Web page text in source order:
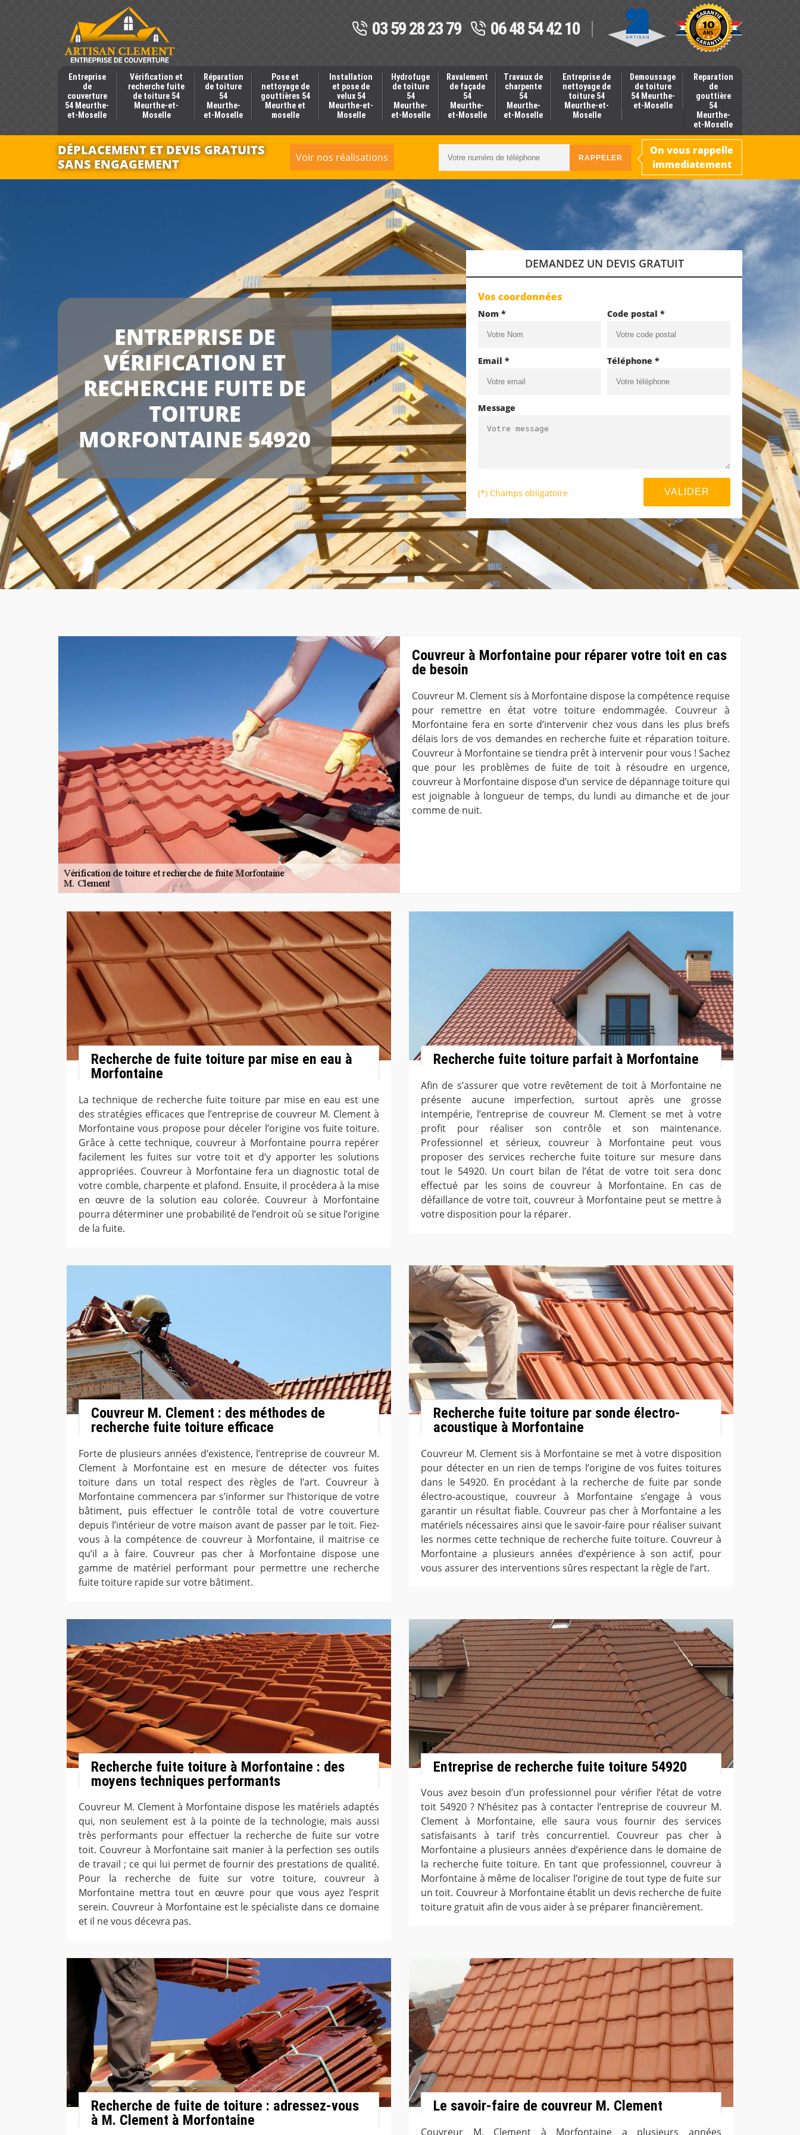
03 59 28 23 79 06 48 54 42 10
Entreprise
de
couverture
54 Meurthe-
et-Moselle
Vérification et
recherche fuite
de toiture 54
Meurthe-et-
Moselle
Réparation
de toiture
54
Meurthe-
et-Moselle
Pose et
nettoyage de
gouttières 54
Meurthe et
moselle
Installation
et pose de
velux 54
Meurthe-et-
Moselle
Hydrofuge
de toiture
54
Meurthe-
et-Moselle
Ravalement
de façade
54
Meurthe-
et-Moselle
Travaux de
charpente
54
Meurthe-
et-Moselle
Entreprise de
nettoyage de
toiture 54
Meurthe-et-
Moselle
Demoussage
de toiture
54 Meurthe-
et-Moselle
Reparation
de
gouttière
54
Meurthe-
et-Moselle
DÉPLACEMENT ET DEVIS GRATUITS
SANS ENGAGEMENT
Voir nos réalisations
On vous rappelle
immediatement
ENTREPRISE DE
VÉRIFICATION ET
RECHERCHE FUITE DE
TOITURE
MORFONTAINE 54920
DEMANDEZ UN DEVIS GRATUIT
Vos coordonnées
Nom * Code postal *
Email * Téléphone *
Message
(*) Champs obligatoire
Couvreur à Morfontaine pour réparer votre toit en cas
de besoin
Couvreur M. Clement sis à Morfontaine dispose la compétence requise
pour remettre en état votre toiture endommagée. Couvreur à
Morfontaine fera en sorte d’intervenir chez vous dans les plus brefs
délais lors de vos demandes en recherche fuite et réparation toiture.
Couvreur à Morfontaine se tiendra prêt à intervenir pour vous ! Sachez
que pour les problèmes de fuite de toit à résoudre en urgence,
couvreur à Morfontaine dispose d’un service de dépannage toiture qui
est joignable à longueur de temps, du lundi au dimanche et de jour
comme de nuit.
Recherche de fuite toiture par mise en eau à
Morfontaine
La technique de recherche fuite toiture par mise en eau est une
des stratégies efficaces que l’entreprise de couvreur M. Clement à
Morfontaine vous propose pour déceler l’origine vos fuite toiture.
Grâce à cette technique, couvreur à Morfontaine pourra repérer
facilement les fuites sur votre toit et d’y apporter les solutions
appropriées. Couvreur à Morfontaine fera un diagnostic total de
votre comble, charpente et plafond. Ensuite, il procédera à la mise
en œuvre de la solution eau colorée. Couvreur à Morfontaine
pourra déterminer une probabilité de l’endroit où se situe l’origine
de la fuite.
Recherche fuite toiture parfait à Morfontaine
Afin de s’assurer que votre revêtement de toit à Morfontaine ne
présente aucune imperfection, surtout après une grosse
intempérie, l’entreprise de couvreur M. Clement se met à votre
profit pour réaliser son contrôle et son maintenance.
Professionnel et sérieux, couvreur à Morfontaine peut vous
proposer des services recherche fuite toiture sur mesure dans
tout le 54920. Un court bilan de l’état de votre toit sera donc
effectué par les soins de couvreur à Morfontaine. En cas de
défaillance de votre toit, couvreur à Morfontaine peut se mettre à
votre disposition pour la réparer.
Couvreur M. Clement : des méthodes de
recherche fuite toiture efficace
Forte de plusieurs années d’existence, l’entreprise de couvreur M.
Clement à Morfontaine est en mesure de détecter vos fuites
toiture dans un total respect des règles de l’art. Couvreur à
Morfontaine commencera par s’informer sur l’historique de votre
bâtiment, puis effectuer le contrôle total de votre couverture
depuis l’intérieur de votre maison avant de passer par le toit. Fiez-
vous à la compétence de couvreur à Morfontaine, il maitrise ce
qu’il a à faire. Couvreur pas cher à Morfontaine dispose une
gamme de matériel performant pour permettre une recherche
fuite toiture rapide sur votre bâtiment.
Recherche fuite toiture par sonde électro-
acoustique à Morfontaine
Couvreur M. Clement sis à Morfontaine se met à votre disposition
pour détecter en un rien de temps l’origine de vos fuites toitures
dans le 54920. En procédant à la recherche de fuite par sonde
électro-acoustique, couvreur à Morfontaine s’engage à vous
garantir un résultat fiable. Couvreur pas cher à Morfontaine a les
matériels nécessaires ainsi que le savoir-faire pour réaliser suivant
les normes cette technique de recherche fuite toiture. Couvreur à
Morfontaine a plusieurs années d’expérience à son actif, pour
vous assurer des interventions sûres respectant la règle de l’art.
Recherche fuite toiture à Morfontaine : des
moyens techniques performants
Couvreur M. Clement à Morfontaine dispose les matériels adaptés
qui, non seulement est à la pointe de la technologie, mais aussi
très performants pour effectuer la recherche de fuite sur votre
toit. Couvreur à Morfontaine sait manier à la perfection ses outils
de travail ; ce qui lui permet de fournir des prestations de qualité.
Pour la recherche de fuite sur votre toiture, couvreur à
Morfontaine mettra tout en œuvre pour que vous ayez l’esprit
serein. Couvreur à Morfontaine est le spécialiste dans ce domaine
et il ne vous décevra pas.
Entreprise de recherche fuite toiture 54920
Vous avez besoin d’un professionnel pour vérifier l’état de votre
toit 54920 ? N’hésitez pas à contacter l’entreprise de couvreur M.
Clement à Morfontaine, elle saura vous fournir des services
satisfaisants à tarif très concurrentiel. Couvreur pas cher à
Morfontaine a plusieurs années d’expérience dans le domaine de
la recherche fuite toiture. En tant que professionnel, couvreur à
Morfontaine à même de localiser l’origine de tout type de fuite sur
un toit. Couvreur à Morfontaine établit un devis recherche de fuite
toiture gratuit afin de vous aider à se préparer financièrement.
Recherche de fuite de toiture : adressez-vous
à M. Clement à Morfontaine
Le savoir-faire de couvreur M. Clement
Couvreur M. Clement à Morfontaine a plusieurs années